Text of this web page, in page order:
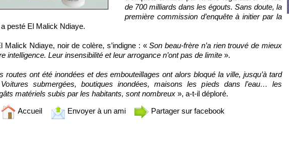
de 700 milliards dans les égouts. Sans doute, la
première commission d’enquête à initier par la
pesté El Malick Ndiaye.
Malick Ndiaye, noir de colère, s’indigne : «Son beau-frère n’a rien trouvé de mieux
intelligence. Leur insensibilité et leur arrogance n’ont pas de limite ».
routes ont été inondées et des embouteillages ont alors bloqué la ville, jusqu’à tard
submergées, boutiques inondées, maisons les pieds dans l’eau… les
matériels subis par les habitants, sont nombreux », a-t-il déploré.
Accueil Envoyer à un ami Partager sur facebook